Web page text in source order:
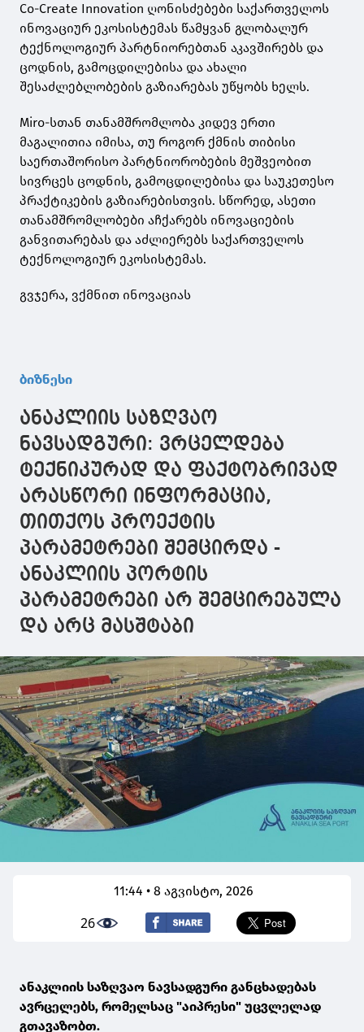
Co-Create Innovation ღონისძებები საქართველოს
ინოვაციურ ეკოსისტემას წამყვან გლობალურ
ტექნოლოგიურ პარტნიორებთან აკავშირებს და
ცოდნის, გამოცდილებისა და ახალი
შესაძლებლობების გაზიარებას უწყობს ხელს.
Miro-სთან თანამშრომლობა კიდევ ერთი
მაგალითია იმისა, თუ როგორ ქმნის თიბისი
საერთაშორისო პარტნიორობების მეშვეობით
სივრცეს ცოდნის, გამოცდილებისა და საუკეთესო
პრაქტიკების გაზიარებისთვის. სწორედ, ასეთი
თანამშრომლობები აჩქარებს ინოვაციების
განვითარებას და აძლიერებს საქართველოს
ტექნოლოგიურ ეკოსისტემას.
გვჯერა, ვქმნით ინოვაციას
ბიზნესი
ანაკლიის საზღვაო
ნავსადგური: ვრცელდება
ტექნიკურად და ფაქტობრივად
არასწორი ინფორმაცია,
თითქოს პროექტის
პარამეტრები შემცირდა -
ანაკლიის პორტის
პარამეტრები არ შემცირებულა
და არც მასშტაბი
11:44 • 8 აგვისტო, 2026
26
ანაკლიის საზღვაო ნავსადგური განცხადებას
ავრცელებს, რომელსაც "აიპრესი" უცვლელად
გთავაზობთ.